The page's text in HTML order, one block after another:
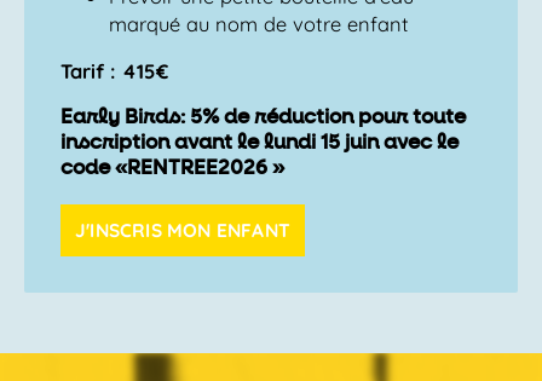
marqué au nom de votre enfant
Tarif : 415€
Early Birds: 5% de réduction pour toute
inscription avant le lundi 15 juin avec le
code «RENTREE2026 »
J'INSCRIS MON ENFANT